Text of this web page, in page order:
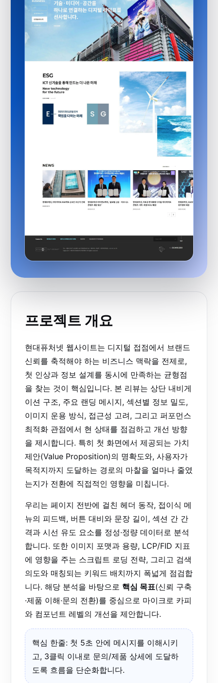
프로젝트 개요
현대퓨처넷 웹사이트는 디지털 접점에서 브랜드
신뢰를 축적해야 하는 비즈니스 맥락을 전제로,
첫 인상과 정보 설계를 동시에 만족하는 균형점
을 찾는 것이 핵심입니다. 본 리뷰는 상단 내비게
이션 구조, 주요 랜딩 메시지, 섹션별 정보 밀도,
이미지 운용 방식, 접근성 고려, 그리고 퍼포먼스
최적화 관점에서 현 상태를 점검하고 개선 방향
을 제시합니다. 특히 첫 화면에서 제공되는 가치
제안(Value Proposition)의 명확도와, 사용자가
목적지까지 도달하는 경로의 마찰을 얼마나 줄였
는지가 전환에 직접적인 영향을 미칩니다.
우리는 페이지 전반에 걸친 헤더 동작, 접이식 메
뉴의 피드백, 버튼 대비와 문장 길이, 섹션 간 간
격과 시선 유도 요소를 정성·정량 데이터로 분석
합니다. 또한 이미지 포맷과 용량, LCP/FID 지표
에 영향을 주는 스크립트 로딩 전략, 그리고 검색
의도와 매칭되는 키워드 배치까지 폭넓게 점검합
니다. 해당 분석을 바탕으로 핵심 목표(신뢰 구축
·제품 이해·문의 전환)를 중심으로 마이크로 카피
와 컴포넌트 레벨의 개선을 제안합니다.
핵심 한줄: 첫 5초 안에 메시지를 이해시키
고, 3클릭 이내로 문의/제품 상세에 도달하
도록 흐름을 단순화합니다.